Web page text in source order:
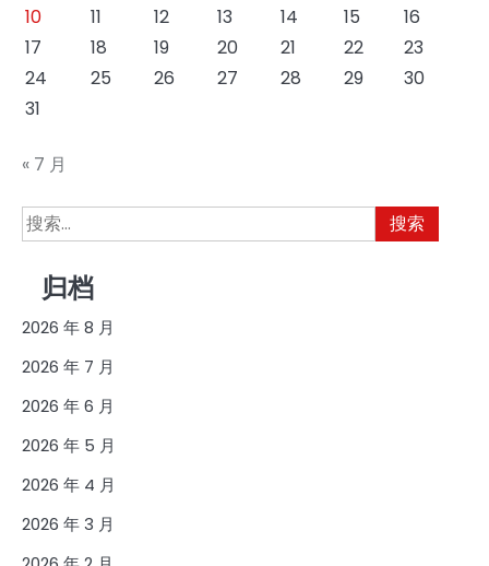
10
11 12 13 14 15
16
17
18 19 20 21 22
23
24
25 26 27 28 29
30
31
« 7 月
搜
索：
归档
2026 年 8 月
2026 年 7 月
2026 年 6 月
2026 年 5 月
2026 年 4 月
2026 年 3 月